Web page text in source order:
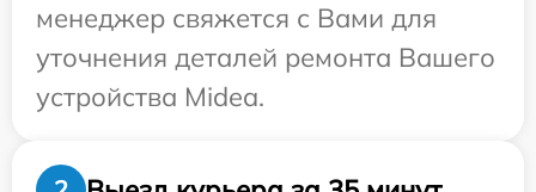
менеджер свяжется с Вами для
уточнения деталей ремонта Вашего
устройства Midea.